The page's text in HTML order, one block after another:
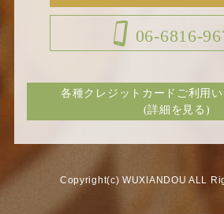
06-6816-
各種クレジットカードご利用い
(詳細を見る)
Copyright(c) WUXIANDOU ALL